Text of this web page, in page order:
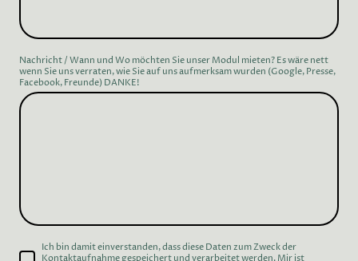
Nachricht / Wann und Wo möchten Sie unser Modul mieten? Es wäre nett
wenn Sie uns verraten, wie Sie auf uns aufmerksam wurden (Google, Presse,
Facebook, Freunde) DANKE!
Ich bin damit einverstanden, dass diese Daten zum Zweck der
Kontaktaufnahme gespeichert und verarbeitet werden. Mir ist